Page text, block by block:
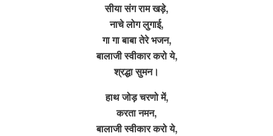
सीया संग राम खड़े,
नाचे लोग लुगाई,
गा गा बाबा तेरे भजन,
बालाजी स्वीकार करो ये,
श्रद्धा सुमन।
हाथ जोड़ चरणो में,
करता नमन,
बालाजी स्वीकार करो ये,